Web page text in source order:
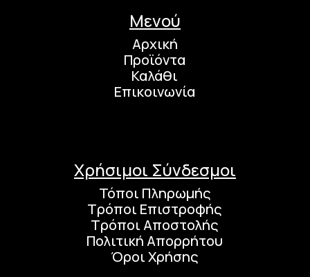
Μενού
Αρχική
Προϊόντα
Καλάθι
Επικοινωνία
Χρήσιμοι Σύνδεσμοι
Τόποι Πληρωμής
Τρόποι Επιστροφής
Τρόποι Αποστολής
Πολιτική Απορρήτου
Όροι Χρήσης